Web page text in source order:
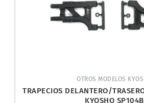
OTROS MODELOS
TRAPECIOS DELANTERO/
KYOSHO SP104B